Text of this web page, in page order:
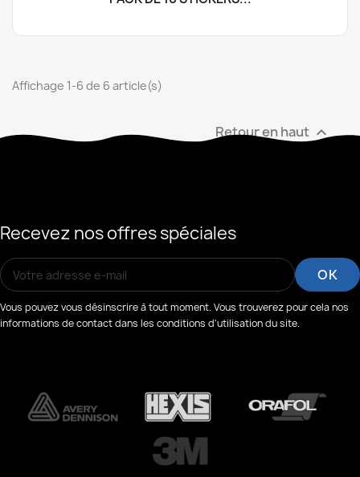
Affichage 1-6 de 6 article(s)
Retour en haut 
Recevez nos offres spéciales
Vous pouvez vous désinscrire à tout moment. Vous trouverez pour cela nos
informations de contact dans les conditions d'utilisation du site.